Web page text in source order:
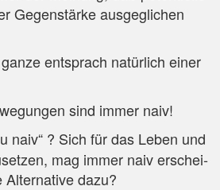
Gegen­stär­ke aus­ge­gli­chen
ent­sprach natür­lich einer
sind immer naiv!
naiv“ ? Sich für das Leben und
mag immer naiv erschei­
Alter­na­ti­ve dazu?